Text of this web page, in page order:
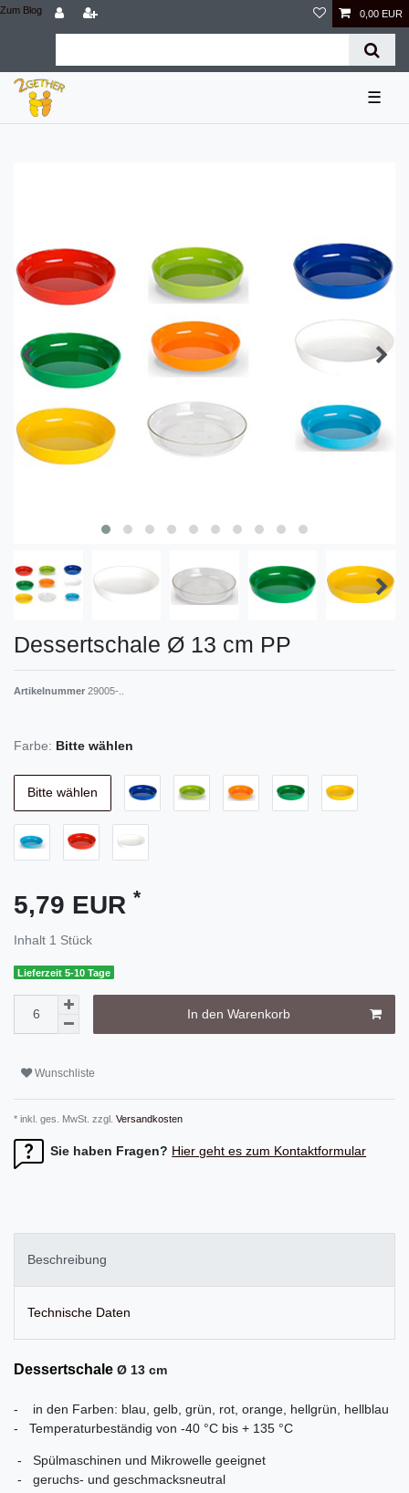
Zum Blog 0,00 EUR
☰
Dessertschale Ø 13 cm PP
Artikelnummer 29005-..
Farbe: Bitte wählen
Bitte wählen
5,79 EUR *
Inhalt 1 Stück
Lieferzeit 5-10 Tage
In den Warenkorb
Wunschliste
* inkl. ges. MwSt. zzgl. Versandkosten
Sie haben Fragen? Hier geht es zum Kontaktformular
Beschreibung
Technische Daten
Dessertschale Ø 13 cm
- in den Farben: blau, gelb, grün, rot, orange, hellgrün, hellblau
- Temperaturbeständig von -40 °C bis + 135 °C
- Spülmaschinen und Mikrowelle geeignet
- geruchs- und geschmacksneutral